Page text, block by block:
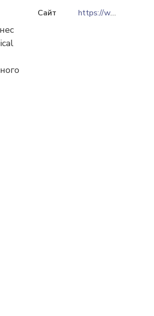
Сайт
https://www.erdkraft.com.ua